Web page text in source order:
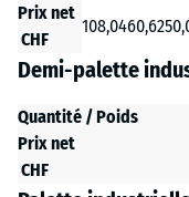
Prix net
CHF
108,0460,62
Demi-palette
Quantité / Poids
Prix net
CHF